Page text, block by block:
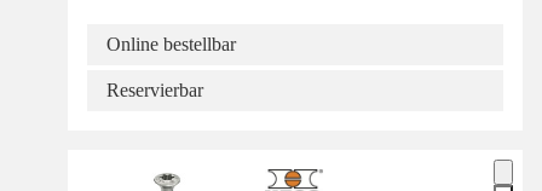
Online bestellbar
Reservierbar